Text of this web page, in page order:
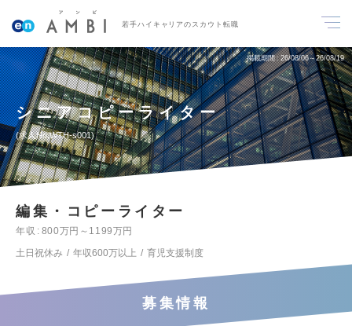
若手ハイキャリアのスカウト転職
掲載期間 26/08/06～26/08/19
シニアコピーライター
求人No.WTH-s001
編集・コピーライター
年収
800万円～1199万円
土日祝休み
年収600万以上 育児支援制度
募集情報